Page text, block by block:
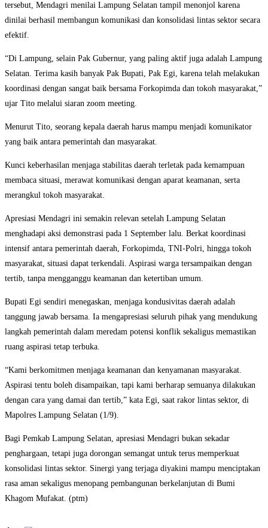
tersebut, Mendagri menilai Lampung Selatan tampil menonjol karena
dinilai berhasil membangun komunikasi dan konsolidasi lintas sektor secara
efektif.
“Di Lampung, selain Pak Gubernur, yang paling aktif juga adalah Lampung
Selatan. Terima kasih banyak Pak Bupati, Pak Egi, karena telah melakukan
koordinasi dengan sangat baik bersama Forkopimda dan tokoh masyarakat,”
ujar Tito melalui siaran zoom meeting.
Menurut Tito, seorang kepala daerah harus mampu menjadi komunikator
yang baik antara pemerintah dan masyarakat.
Kunci keberhasilan menjaga stabilitas daerah terletak pada kemampuan
membaca situasi, merawat komunikasi dengan aparat keamanan, serta
merangkul tokoh masyarakat.
Apresiasi Mendagri ini semakin relevan setelah Lampung Selatan
menghadapi aksi demonstrasi pada 1 September lalu. Berkat koordinasi
intensif antara pemerintah daerah, Forkopimda, TNI-Polri, hingga tokoh
masyarakat, situasi dapat terkendali. Aspirasi warga tersampaikan dengan
tertib, tanpa mengganggu keamanan dan ketertiban umum.
Bupati Egi sendiri menegaskan, menjaga kondusivitas daerah adalah
tanggung jawab bersama. Ia mengapresiasi seluruh pihak yang mendukung
langkah pemerintah dalam meredam potensi konflik sekaligus memastikan
ruang aspirasi tetap terbuka.
“Kami berkomitmen menjaga keamanan dan kenyamanan masyarakat.
Aspirasi tentu boleh disampaikan, tapi kami berharap semuanya dilakukan
dengan cara yang damai dan tertib,” kata Egi, saat rakor lintas sektor, di
Mapolres Lampung Selatan (1/9).
Bagi Pemkab Lampung Selatan, apresiasi Mendagri bukan sekadar
penghargaan, tetapi juga dorongan semangat untuk terus memperkuat
konsolidasi lintas sektor. Sinergi yang terjaga diyakini mampu menciptakan
rasa aman sekaligus menopang pembangunan berkelanjutan di Bumi
Khagom Mufakat. (ptm)